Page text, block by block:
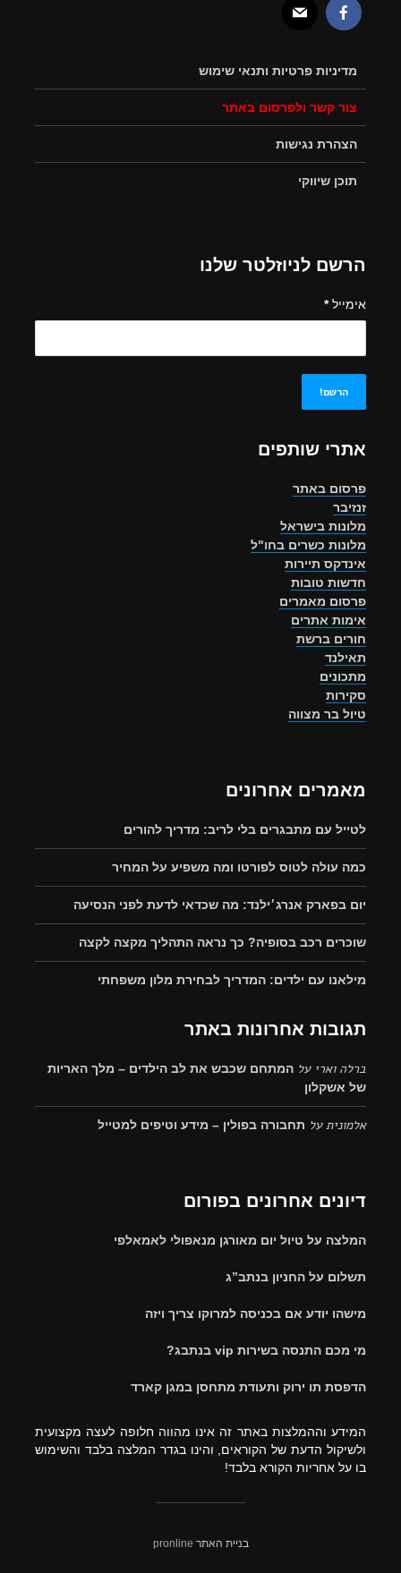
מדיניות פרטיות ותנאי שימוש
צור קשר ולפרסום באתר
הצהרת נגישות
תוכן שיווקי
הרשם לניוזלטר שלנו
אימייל*
אתרי שותפים
פרסום באתר
זנזיבר
מלונות בישראל
מלונות כשרים בחו"ל
אינדקס תיירות
חדשות טובות
פרסום מאמרים
אימות אתרים
חורים ברשת
תאילנד
מתכונים
סקירות
טיול בר מצווה
מאמרים אחרונים
לטייל עם מתבגרים בלי לריב: מדריך להורים
כמה עולה לטוס לפורטו ומה משפיע על המחיר
יום בפארק אנרג׳ילנד: מה שכדאי לדעת לפני הנסיעה
שוכרים רכב בסופיה? כך נראה התהליך מקצה לקצה
מילאנו עם ילדים: המדריך לבחירת מלון משפחתי
תגובות אחרונות באתר
ברלה וארי על המתחם שכבש את לב הילדים – מלך האריות
של אשקלון
אלמוניתעל תחבורה בפולין – מידע וטיפים למטייל
דיונים אחרונים בפורום
המלצה על טיול יום מאורגן מנאפולי לאמאלפי
תשלום על החניון בנתב”ג
מישהו יודע אם בכניסה למרוקו צריך ויזה
מי מכם התנסה בשירות vip בנתבג?
הדפסת תו ירוק ותעודת מתחסן במגן קארד
המידע וההמלצות באתר זה אינו מהווה חלופה לעצה מקצועית
ולשיקול הדעת של הקוראים, והינו בגדר המלצה בלבד והשימוש
בו על אחריות הקורא בלבד!
בניית האתר pronline